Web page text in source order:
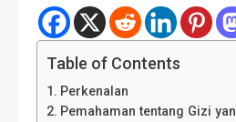
Table of Contents
Perkenalan
Pemahaman tentang Gizi